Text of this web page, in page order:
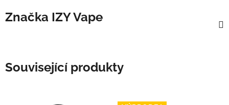
Značka IZY Vape
Související produkty